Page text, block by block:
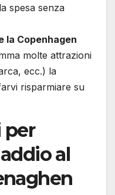
spesa senza
la Copenhagen
molte attrazioni
ecc.) la
risparmiare su
per
al